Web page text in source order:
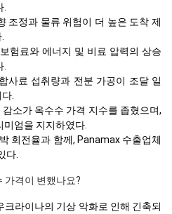
조정과 물류 위험이 더 높은 도착 제
험료와 에너지 및 비료 압력의 상승
사료 섭취량과 전분 가공이 조달 일
.
소가 옥수수 가격 지수를 좁혔으며,
엄을 지지하였다.
회전율과 함께, Panamax 수출업체
다.
가격이 변했나요?
라이나의 기상 악화로 인해 긴축되